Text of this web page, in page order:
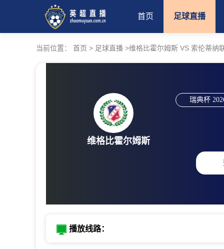
首页 足球直播
当前位置： 首页 > 足球直播 >维格比霍尔姆斯 VS 索伦蒂纳
维格比霍尔姆斯
瑞典杯
播放线路：